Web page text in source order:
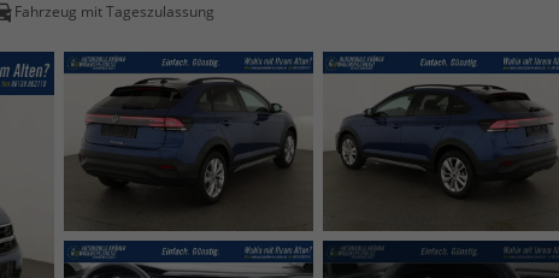
Fahrzeug mit Tageszulassung